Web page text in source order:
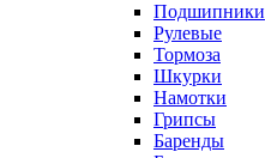
Подшипники
Рулевые
Тормоза
Шкурки
Намотки
Грипсы
Баренды